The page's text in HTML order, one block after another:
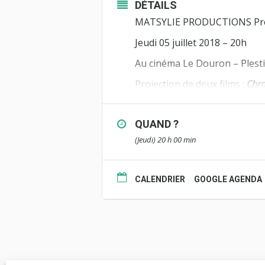
DÉTAILS
MATSYLIE PRODUCTIONS
Jeudi 05 juillet 2018 – 20h
Au cinéma Le Douron –
Projection de deux films :
BANDE ANNONCE : https://
QUAND ?
(Jeudi) 20 h 00 min
CALENDRIER GOOGLE AGENDA